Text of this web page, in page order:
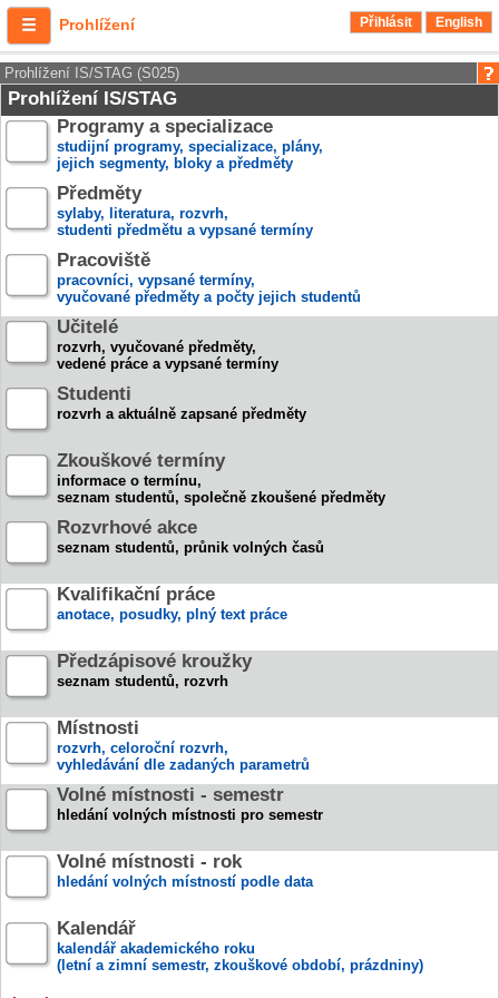
Prohlížení Přihlásit English
Prohlížení IS/STAG (S025)
Prohlížení IS/STAG
Programy a specializace
studijní programy, specializace, plány,
jejich segmenty, bloky a předměty
Předměty
sylaby, literatura, rozvrh,
studenti předmětu a vypsané termíny
Pracoviště
pracovníci, vypsané termíny,
vyučované předměty a počty jejich studentů
Učitelé
rozvrh, vyučované předměty,
vedené práce a vypsané termíny
Studenti
rozvrh a aktuálně zapsané předměty
Zkouškové termíny
informace o termínu,
seznam studentů, společně zkoušené předměty
Rozvrhové akce
seznam studentů, průnik volných časů
Kvalifikační práce
anotace, posudky, plný text práce
Předzápisové kroužky
seznam studentů, rozvrh
Místnosti
rozvrh, celoroční rozvrh,
vyhledávání dle zadaných parametrů
Volné místnosti - semestr
hledání volných místnosti pro semestr
Volné místnosti - rok
hledání volných místností podle data
Kalendář
kalendář akademického roku
(letní a zimní semestr, zkouškové období, prázdniny)